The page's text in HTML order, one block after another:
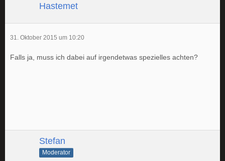
Hastemet
31. Oktober 2015 um 10:20
Falls ja, muss ich dabei auf irgendetwas spezielles achten?
Stefan
Moderator